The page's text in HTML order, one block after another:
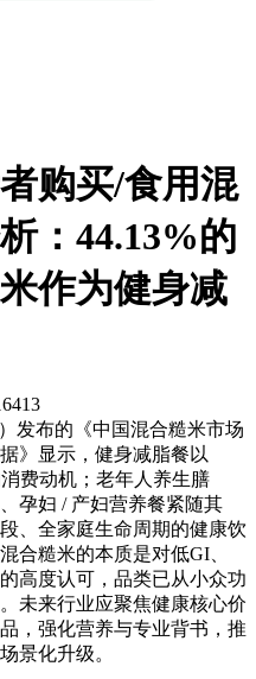
购买/食用混
：44.13%的
作为健身减
发布的《中国混合糙米市场
》显示，健身减脂餐以
费动机；老年人养生膳
孕妇 / 产妇营养餐紧随其
、全家庭生命周期的健康饮
合糙米的本质是对低GI、
高度认可，品类已从小众功
未来行业应聚焦健康核心价
，强化营养与专业背书，推
景化升级。